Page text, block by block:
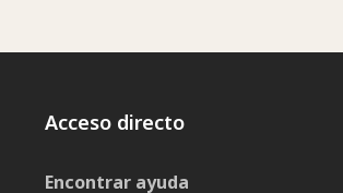
Acceso directo
Encontrar ayuda